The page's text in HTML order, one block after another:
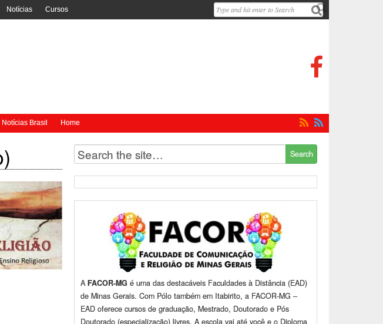
Notícias Cursos 

Notícias Brasil Home  
A FACOR-MG é uma das destacáveis Faculdades à Distância (EAD)
de Minas Gerais. Com Pólo também em Itabirito, a FACOR-MG –
EAD oferece cursos de graduação, Mestrado, Doutorado e Pós
Doutorado (especialização) livres. A escola vai até você e o Diploma